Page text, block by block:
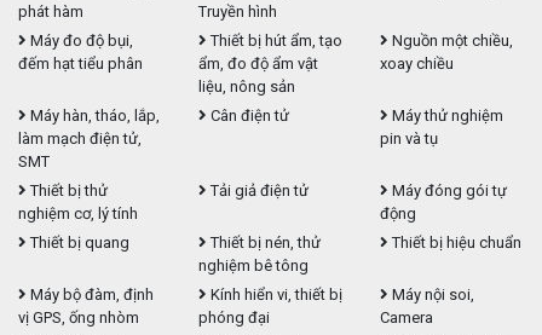
phát hàm
Truyền hình
Máy đo độ bụi,
đếm hạt tiểu phân
Thiết bị hút ẩm, tạo
ẩm, đo độ ẩm vật
liệu, nông sản
Nguồn một chiều,
xoay chiều
Máy hàn, tháo, lắp,
làm mạch điện tử,
SMT
Cân điện tử
Máy thử nghiệm
pin và tụ
Thiết bị thử
nghiệm cơ, lý tính
Tải giả điện tử
Máy đóng gói tự
động
Thiết bị quang
Thiết bị nén, thử
nghiệm bê tông
Thiết bị hiệu chuẩn
Máy bộ đàm, định
vị GPS, ống nhòm
Kính hiển vi, thiết bị
phóng đại
Máy nội soi,
Camera